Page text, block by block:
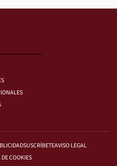
SUSCRÍBETEAVISO LEGAL
COOKIES